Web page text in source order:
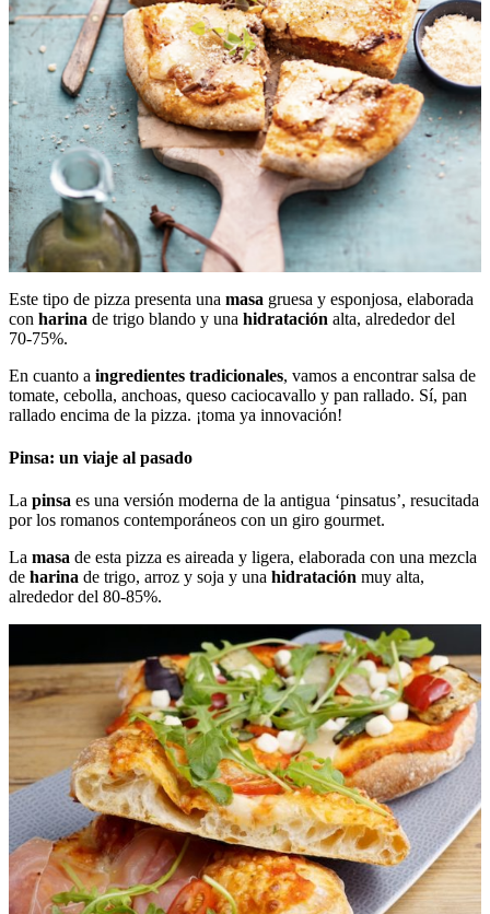
Este tipo de pizza presenta una masa gruesa y esponjosa, elaborada
con harina de trigo blando y una hidratación alta, alrededor del
70-75%.
En cuanto a ingredientes tradicionales, vamos a encontrar salsa de
tomate, cebolla, anchoas, queso caciocavallo y pan rallado. Sí, pan
rallado encima de la pizza. ¡toma ya innovación!
Pinsa: un viaje al pasado
La pinsa es una versión moderna de la antigua ‘pinsatus’, resucitada
por los romanos contemporáneos con un giro gourmet.
La masa de esta pizza es aireada y ligera, elaborada con una mezcla
de harina de trigo, arroz y soja y una hidratación muy alta,
alrededor del 80-85%.